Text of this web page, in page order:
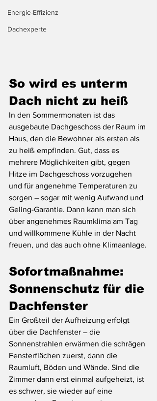
Energie-Effizienz
Dachexperte
So wird es unterm
Dach nicht zu heiß
In den Sommermonaten ist das
ausgebaute Dachgeschoss der Raum im
Haus, den die Bewohner als ersten als
zu heiß empfinden. Gut, dass es
mehrere Möglichkeiten gibt, gegen
Hitze im Dachgeschoss vorzugehen
und für angenehme Temperaturen zu
sorgen – sogar mit wenig Aufwand und
Geling-Garantie. Dann kann man sich
über angenehmes Raumklima am Tag
und willkommene Kühle in der Nacht
freuen, und das auch ohne Klimaanlage.
Sofortmaßnahme:
Sonnenschutz für die
Dachfenster
Ein Großteil der Aufheizung erfolgt
über die Dachfenster – die
Sonnenstrahlen erwärmen die schrägen
Fensterflächen zuerst, dann die
Raumluft, Böden und Wände. Sind die
Zimmer dann erst einmal aufgeheizt, ist
es schwer, sie wieder auf eine